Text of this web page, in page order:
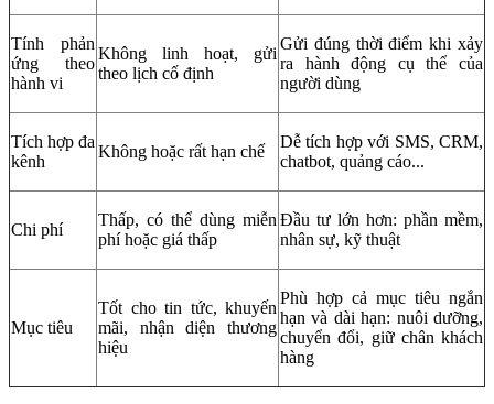
Tính phản
ứng theo
hành vi
Không linh hoạt, gửi
theo lịch cố định
Gửi đúng thời điểm khi xảy
ra hành động cụ thể của
người dùng
Tích hợp đa
kênh
Không hoặc rất hạn chế
Dễ tích hợp với SMS, CRM,
chatbot, quảng cáo...
Chi phí
Thấp, có thể dùng miễn
phí hoặc giá thấp
Đầu tư lớn hơn: phần mềm,
nhân sự, kỹ thuật
Mục tiêu
Tốt cho tin tức, khuyến
mãi, nhận diện thương
hiệu
Phù hợp cả mục tiêu ngắn
hạn và dài hạn: nuôi dưỡng,
chuyển đổi, giữ chân khách
hàng